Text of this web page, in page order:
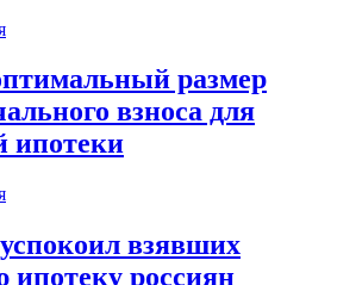
размер
взноса для
ипотеки
взявших
ипотеку россиян